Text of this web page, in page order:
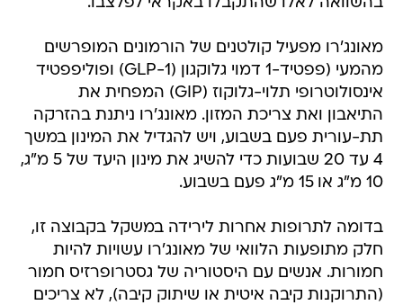
מאונג'רו מפעיל קולטנים של הורמונים המופרשים
מהמעי (פפטיד-1 דמוי גלוקגון (GLP-1) ופוליפפטיד
אינסולוטרופי תלוי-גלוקוז (GIP) המפחית את
התיאבון ואת צריכת המזון. מאונג'רו ניתנת בהזרקה
תת-עורית פעם בשבוע, ויש להגדיל את המינון במשך
4 עד 20 שבועות כדי להשיג את מינון היעד של 5 מ"ג,
10 מ"ג או 15 מ"ג פעם בשבוע.
בדומה לתרופות אחרות לירידה במשקל בקבוצה זו,
חלק מתופעות הלוואי של מאונג'רו עשויות להיות
חמורות. אנשים עם היסטוריה של גסטרופרזיס חמור
(התרוקנות קיבה איטית או שיתוק קיבה), לא צריכים